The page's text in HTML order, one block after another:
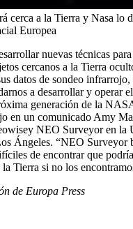
cerca a la Tierra y Nasa lo
Europea
nuevas técnicas
cercanos a la Tierra
datos de sondeo
a desarrollar y operar
generación de la
en un comunicado Amy
NEO Surveyor en la
Ángeles. “NEO Surveyor
de encontrar que
Tierra si no los
de Europa Press